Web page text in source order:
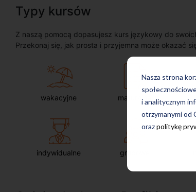
Nasza strona
i analitycznym
otrzymanymi od
orazpolitykę
Typy kursów
Z naszą pomocą dopasujesz kurs językowy do
Przekonaj się, jak prosta i przyjemna może okazać
wakacyjne maturalne
indywidualne grupowe